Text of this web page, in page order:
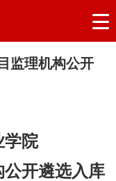
监理机构公开
学院
开遴选入库